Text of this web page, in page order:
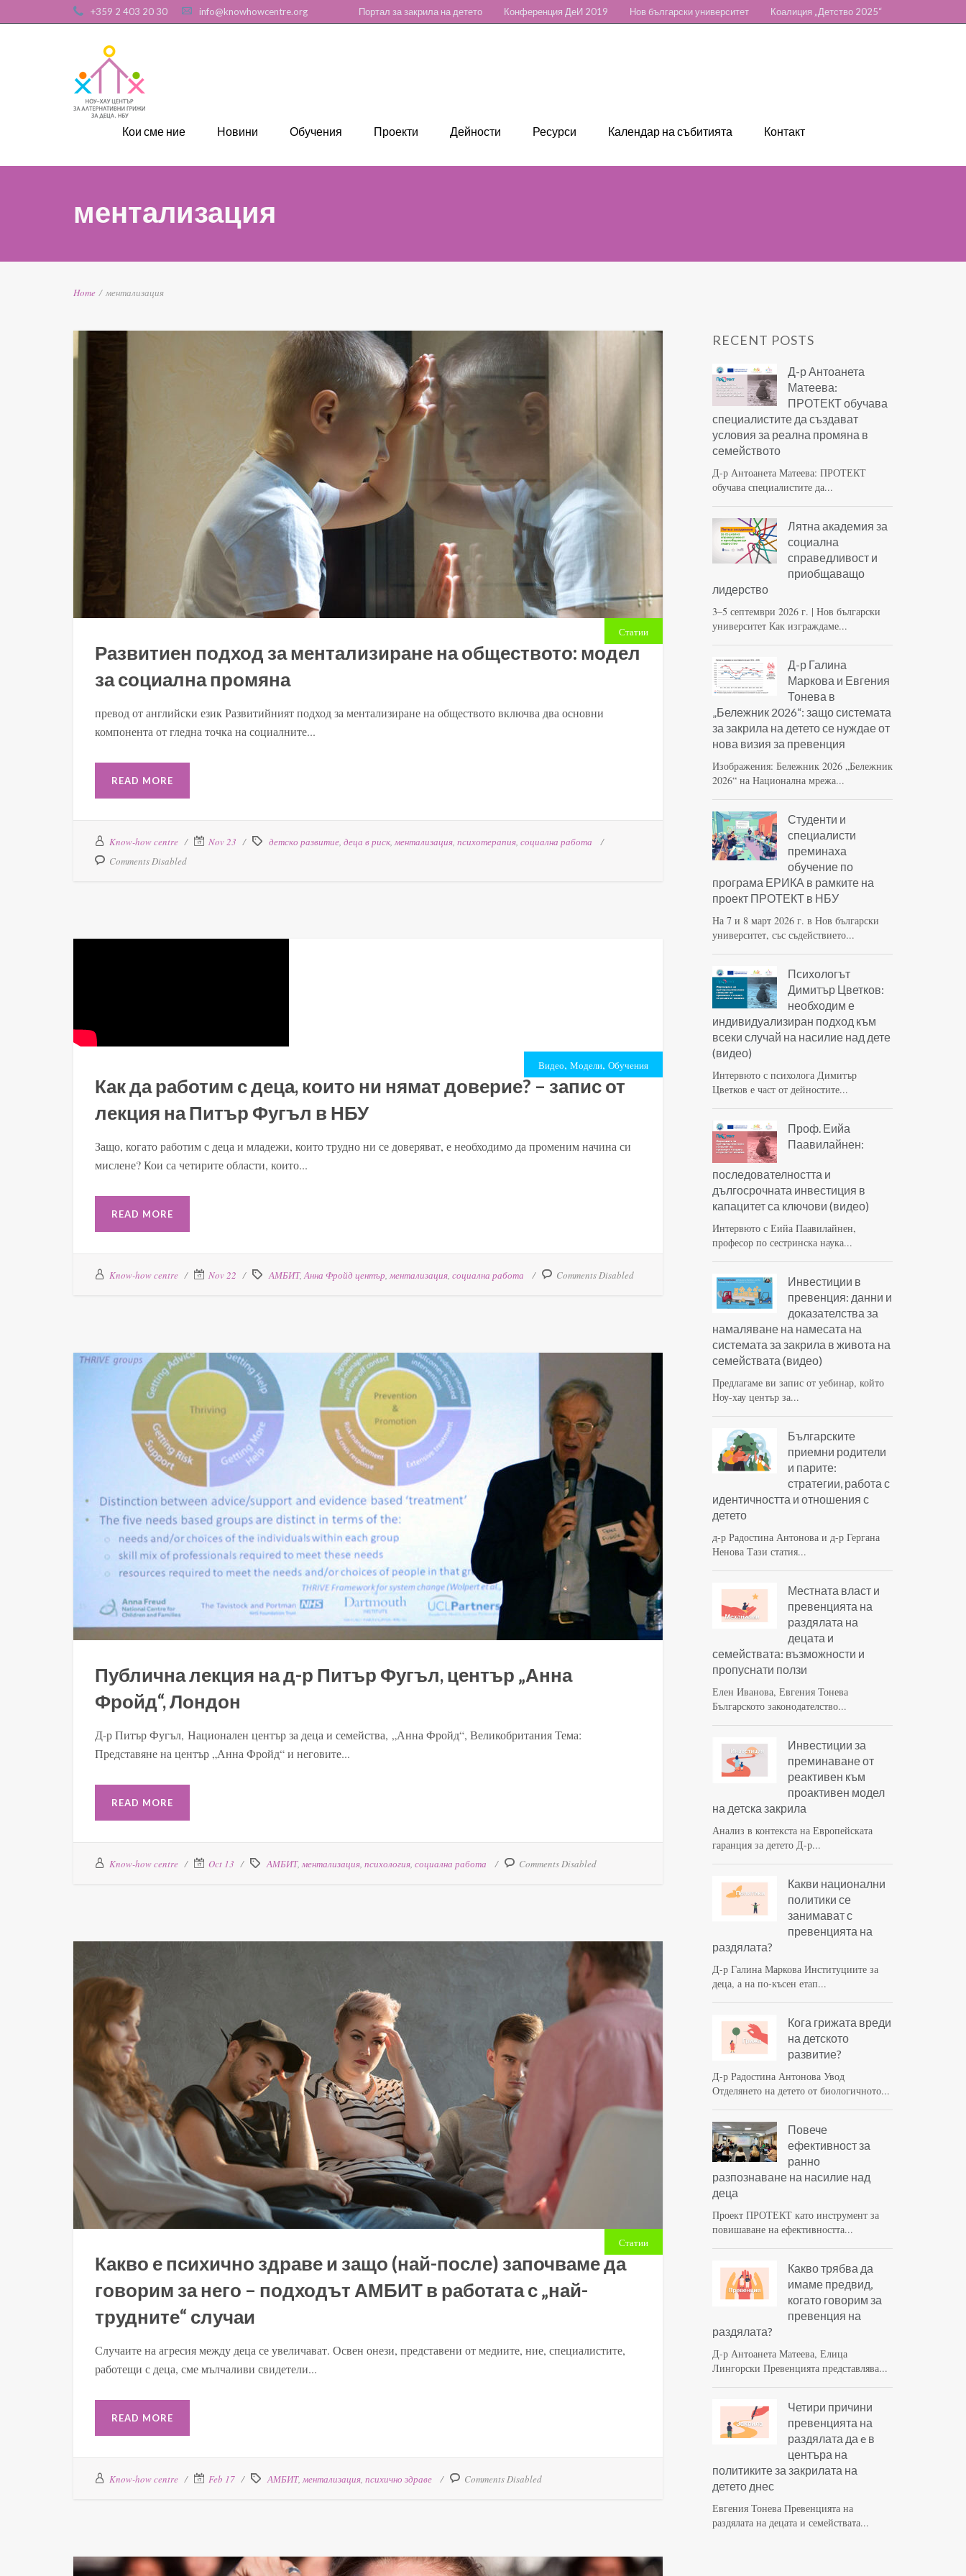
+359 2 403 20 30 info@knowhowcentre.org Портал за закрила на детето Конференция ДеИ 2019 Нов български университет Коалиция „Детство 2025“
Кои сме ние Новини Обучения Проекти Дейности Ресурси Календар на събитията Контакт
ментализация
Home / ментализация
Статии
Развитиен подход за ментализиране на обществото: модел
за социална промяна
превод от английски език Развитийният подход за ментализиране на обществото включва два основни
компонента от гледна точка на социалните...
READ MORE
Know-how centre Nov 23 детско развитие, деца в риск,ментализация, психотерапия, социална работа
Comments Disabled
Видео, Модели, Обучения
Как да работим с деца, които ни нямат доверие? – запис от
лекция на Питър Фугъл в НБУ
Защо, когато работим с деца и младежи, които трудно ни се доверяват, е необходимо да променим начина си
мислене? Кои са четирите области, които...
READ MORE
Know-how centre Nov 22 АМБИТ,Анна Фройд център,ментализация, социална работа Comments Disabled
Публична лекция на д-р Питър Фугъл, център „Анна
Фройд“, Лондон
Д-р Питър Фугъл, Национален център за деца и семейства, „Анна Фройд“, Великобритания Тема:
Представяне на център „Анна Фройд“ и неговите...
READ MORE
Know-how centre Oct 13 АМБИТ,ментализация, психология, социална работа Comments Disabled
Статии
Какво е психично здраве и защо (най-после) започваме да
говорим за него – подходът АМБИТ в работата с „най-
трудните“ случаи
Случаите на агресия между деца се увеличават. Освен онези, представени от медиите, ние, специалистите,
работещи с деца, сме мълчаливи свидетели...
READ MORE
Know-how centre Feb 17 АМБИТ,ментализация, психично здраве Comments Disabled
RECENT POSTS
Д-р Антоанета
Матеева:
ПРОТЕКТ обучава
специалистите да създават
условия за реална промяна в
семейството
Д-р Антоанета Матеева: ПРОТЕКТ
обучава специалистите да...
Лятна академия за
социална
справедливост и
приобщаващо
лидерство
3–5 септември 2026 г. | Нов български
университет Как изграждаме...
Д-р Галина
Маркова и Евгения
Тонева в
„Бележник 2026“: защо системата
за закрила на детето се нуждае от
нова визия за превенция
Изображения: Бележник 2026 „Бележник
2026“ на Национална мрежа...
Студенти и
специалисти
преминаха
обучение по
програма ЕРИКА в рамките на
проект ПРОТЕКТ в НБУ
На 7 и 8 март 2026 г. в Нов български
университет, със съдействието...
Психологът
Димитър Цветков:
необходим е
индивидуализиран подход към
всеки случай на насилие над дете
(видео)
Интервюто с психолога Димитър
Цветков е част от дейностите...
Проф. Еийа
Паавилайнен:
последователността и
дългосрочната инвестиция в
капацитет са ключови (видео)
Интервюто с Еийа Паавилайнен,
професор по сестринска наука...
Инвестиции в
превенция: данни и
доказателства за
намаляване на намесата на
системата за закрила в живота на
семействата (видео)
Предлагаме ви запис от уебинар, който
Ноу-хау център за...
Българските
приемни родители
и парите:
стратегии, работа с
идентичността и отношения с
детето
д-р Радостина Антонова и д-р Гергана
Ненова Тази статия...
Местната власт и
превенцията на
раздялата на
децата и
семействата: възможности и
пропуснати ползи
Елен Иванова, Евгения Тонева
Българското законодателство...
Инвестиции за
преминаване от
реактивен към
проактивен модел
на детска закрила
Анализ в контекста на Европейската
гаранция за детето Д-р...
Какви национални
политики се
занимават с
превенцията на
раздялата?
Д-р Галина Маркова Институциите за
деца, а на по-късен етап...
Кога грижата вреди
на детското
развитие?
Д-р Радостина Антонова Увод
Отделянето на детето от биологичното...
Повече
ефективност за
ранно
разпознаване на насилие над
деца
Проект ПРОТЕКТ като инструмент за
повишаване на ефективността...
Какво трябва да
имаме предвид,
когато говорим за
превенция на
раздялата?
Д-р Антоанета Матеева, Елица
Лингорски Превенцията представлява...
Четири причини
превенцията на
раздялата да e в
центъра на
политиките за закрилата на
детето днес
Евгения Тонева Превенцията на
раздялата на децата и семействата...